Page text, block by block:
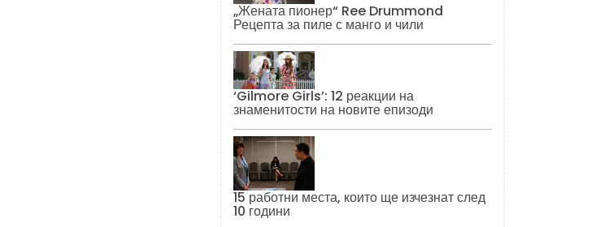
„Жената пионер“ Ree Drummond
Рецепта за пиле с манго и чили
‘Gilmore Girls’: 12 реакции на
знаменитости на новите епизоди
15 работни места, които ще изчезнат след
10 години